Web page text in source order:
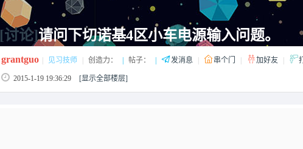
[讨论]请问下切诺基4区小车电源输入问题。
grantguo 见习技师 创造力： 帖子： 发消息 串个门 加好友
2015-1-19 19:36:29 [显示全部楼层]